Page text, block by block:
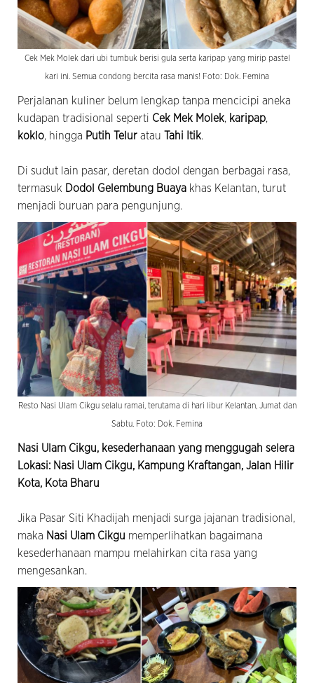
Cek Mek Molek dari ubi tumbuk berisi gula serta karipap yang mirip pastel
kari ini. Semua condong bercita rasa manis! Foto: Dok. Femina
Perjalanan kuliner belum lengkap tanpa mencicipi aneka
kudapan tradisional seperti Cek Mek Molek, karipap,
koklo, hingga Putih Telur atau Tahi Itik.
Di sudut lain pasar, deretan dodol dengan berbagai rasa,
termasuk Dodol Gelembung Buaya khas Kelantan, turut
menjadi buruan para pengunjung.
Resto Nasi Ulam Cikgu selalu ramai, terutama di hari libur Kelantan, Jumat dan
Sabtu. Foto: Dok. Femina
Nasi Ulam Cikgu, kesederhanaan yang menggugah selera
Lokasi: Nasi Ulam Cikgu, Kampung Kraftangan, Jalan Hilir
Kota, Kota Bharu
Jika Pasar Siti Khadijah menjadi surga jajanan tradisional,
maka Nasi Ulam Cikgu memperlihatkan bagaimana
kesederhanaan mampu melahirkan cita rasa yang
mengesankan.